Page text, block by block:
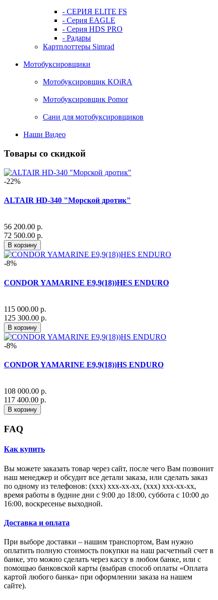
- СЕРИЯ ELITE FS
- Серия EAGLE
- Серия HDS PRO
- Радары
Картплоттеры Simrad
Мотобуксировщики
Мотобуксировщик KOiRA
Мотобуксировщик Pomor
Сани для мотобуксировщиков
Наши Видео
Товары со скидкой
-22%
ALTAIR HD-340 "Морской дротик"
56 200.00 р.
72 500.00 р.
В корзину
-8%
CONDOR YAMARINE E9,9(18))HES ENDURO
115 000.00 р.
125 300.00 р.
В корзину
-8%
CONDOR YAMARINE E9,9(18))HS ENDURO
108 000.00 р.
117 400.00 р.
В корзину
FAQ
Как купить
Вы можете заказать товар через сайт, после чего Вам позвонит
наш менеджер и обсудит все детали заказа, или сделать заказ
по одному из телефонов: (xxx) xxx-xx-xx, (xxx) xxx-xx-xx,
время работы в будние дни с 9:00 до 18:00, суббота с 10:00 до
16:00, воскресенье выходной.
Доставка и оплата
При выборе доставки – нашим транспортом, Вам нужно
оплатить полную стоимость покупки на наш расчетный счет в
банке, это можно сделать через кассу в любом банке, или с
помощью банковской карты (выбрав способ оплаты «Оплата
картой любого банка» при оформлении заказа на нашем
сайте).